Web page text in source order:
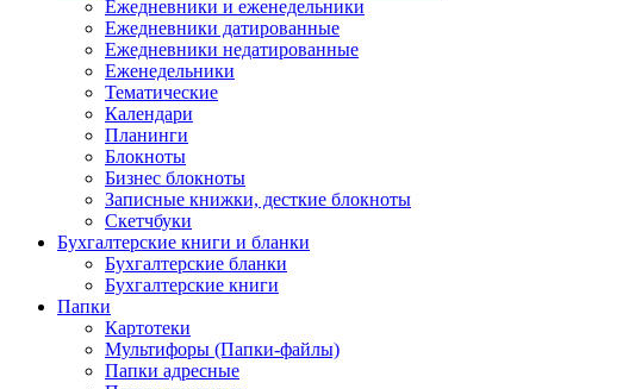
Ежедневники и еженедельники
Ежедневники датированные
Ежедневники недатированные
Еженедельники
Тематические
Календари
Планинги
Блокноты
Бизнес блокноты
Записные книжки, десткие блокноты
Скетчбуки
Бухгалтерские книги и бланки
Бухгалтерские бланки
Бухгалтерские книги
Папки
Картотеки
Мультифоры (Папки-файлы)
Папки адресные